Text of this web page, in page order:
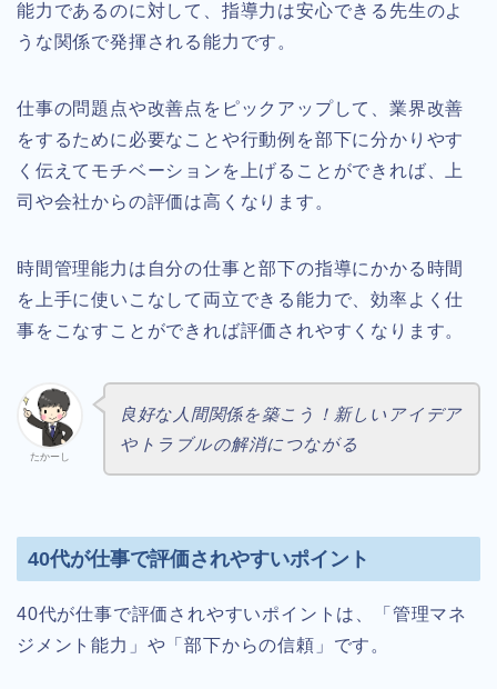
能力であるのに対して、指導力は安心できる先生のよ
うな関係で発揮される能力です。
仕事の問題点や改善点をピックアップして、業界改善
をするために必要なことや行動例を部下に分かりやす
く伝えてモチベーションを上げることができれば、上
司や会社からの評価は高くなります。
時間管理能力は自分の仕事と部下の指導にかかる時間
を上手に使いこなして両立できる能力で、効率よく仕
事をこなすことができれば評価されやすくなります。
たかーし
良好な人間関係を築こう！新しいアイデア
やトラブルの解消につながる
40代が仕事で評価されやすいポイント
40代が仕事で評価されやすいポイントは、「管理マネ
ジメント能力」や「部下からの信頼」です。